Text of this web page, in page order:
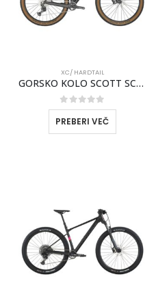
XC/ HARDTAIL
GORSKO KOLO SCOTT SCALE 925 2025
0out of 5
PREBERI VEČ